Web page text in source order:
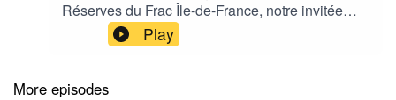
Réserves du Frac Île-de-France, notre invitée
Madjid Guitoune, non voyant, explore de manière
tactile l’œuvre de l’artiste Fanny Souade Sow :
devient le point de départ d’une réflexion sur les
Play
More episodes